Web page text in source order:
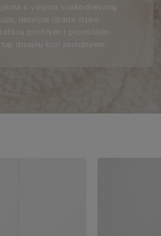
s vizijom svakodnevnog
detaljna izrada čipke
profinjen i promišljen
dizajnu koji zaslužujete.